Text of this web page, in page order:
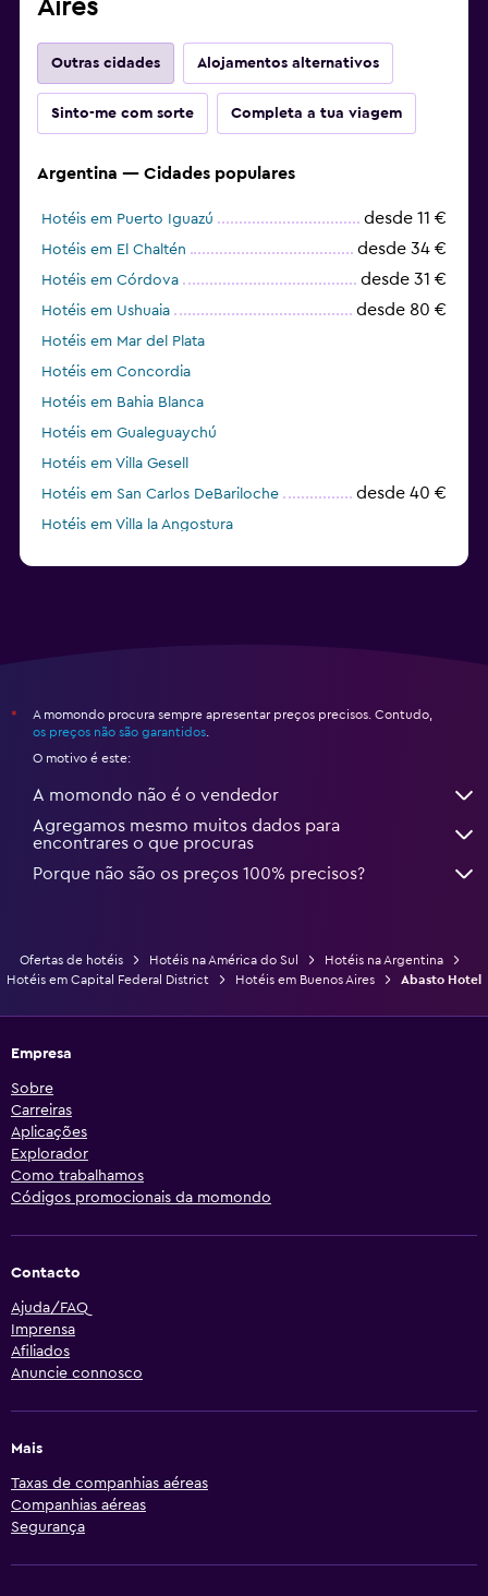
Aires
Outras cidades Alojamentos alternativos
Sinto-me com sorte Completa a tua viagem
Argentina — Cidades populares
Hotéis em Puerto Iguazú desde 11 €
Hotéis em El Chaltén desde 34 €
Hotéis em Córdova desde 31 €
Hotéis em Ushuaia desde 80 €
Hotéis em Mar del Plata
Hotéis em Concordia
Hotéis em Bahia Blanca
Hotéis em Gualeguaychú
Hotéis em Villa Gesell
Hotéis em San Carlos DeBariloche
desde 40 €
Hotéis em Villa la Angostura
*
A momondo procura sempre apresentar preços precisos. Contudo,
os preços não são garantidos
O motivo é este:
A momondo não é o vendedor
Agregamos mesmo muitos dados para
encontrares o que procuras
Porque não são os preços 100% precisos?
Ofertas de hotéis Hotéis na América do Sul
Hotéis na Argentina
Hotéis em Capital Federal District
Hotéis em Buenos Aires Abasto Hotel
Empresa
Sobre
Carreiras
Aplicações
Explorador
Como trabalhamos
Códigos promocionais da momondo
Contacto
Ajuda/FAQ
Imprensa
Afiliados
Anuncie connosco
Mais
Taxas de companhias aéreas
Companhias aéreas
Segurança